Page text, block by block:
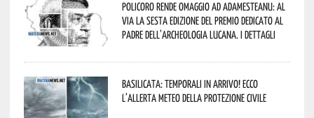
Policoro rende omaggio ad Adamesteanu: al
via la sesta edizione del Premio dedicato al
padre dell’archeologia lucana. I dettagli
Basilicata: temporali in arrivo! Ecco
l’allerta meteo della Protezione civile